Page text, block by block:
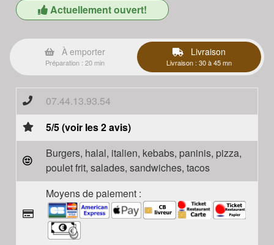
Actuellement ouvert!
À emporter
Préparation : 20 min
Livraison
Livraison : 30 à 45 mn
07.44.13.93.54
5/5 (voir les 2 avis)
Burgers, halal, italien, kebabs, paninis, pizza,
poulet frit, salades, sandwiches, tacos
Moyens de paiement :